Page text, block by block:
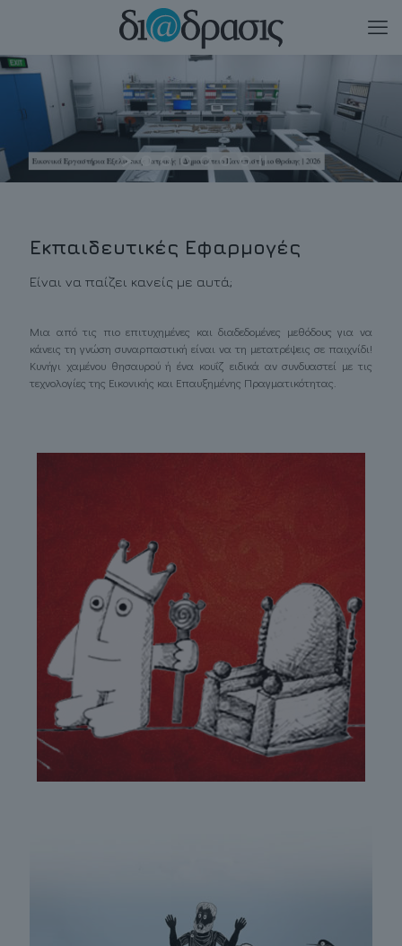
Εικονικά Εργαστήρια Εξελικτικής Ιατρικής | Δημοκρίτειο Πανεπιστήμιο Θράκης | 2026
Εκπαιδευτικές Εφαρμογές
Είναι να παίζει κανείς με αυτά;
Μια από τις πιο επιτυχημένες και διαδεδομένες μεθόδους για να
κάνεις τη γνώση συναρπαστική είναι να τη μετατρέψεις σε παιχνίδι!
Κυνήγι χαμένου θησαυρού ή ένα κουΐζ ειδικά αν συνδυαστεί με τις
τεχνολογίες της Εικονικής και Επαυξημένης Πραγματικότητας.